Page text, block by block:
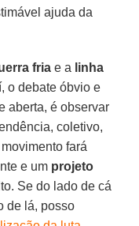
ajuda da
fria e a linha
o debate óbvio e
aberta, é observar
coletivo,
fará
e um projeto
Se do lado de cá
de lá, posso